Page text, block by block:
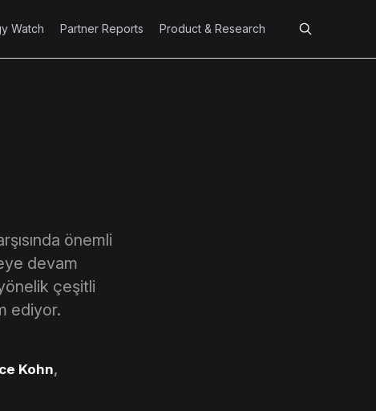
Watch Partner Reports Product & Research
önemli
devam
çeşitli
ediyor.
Kohn,